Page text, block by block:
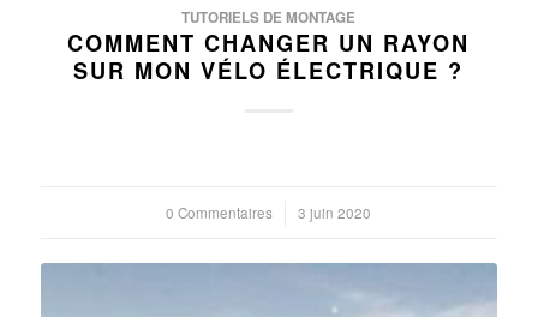
TUTORIELS DE MONTAGE
COMMENT CHANGER UN RAYON
SUR MON VÉLO ÉLECTRIQUE ?
0 Commentaires
/ 3 juin 2020